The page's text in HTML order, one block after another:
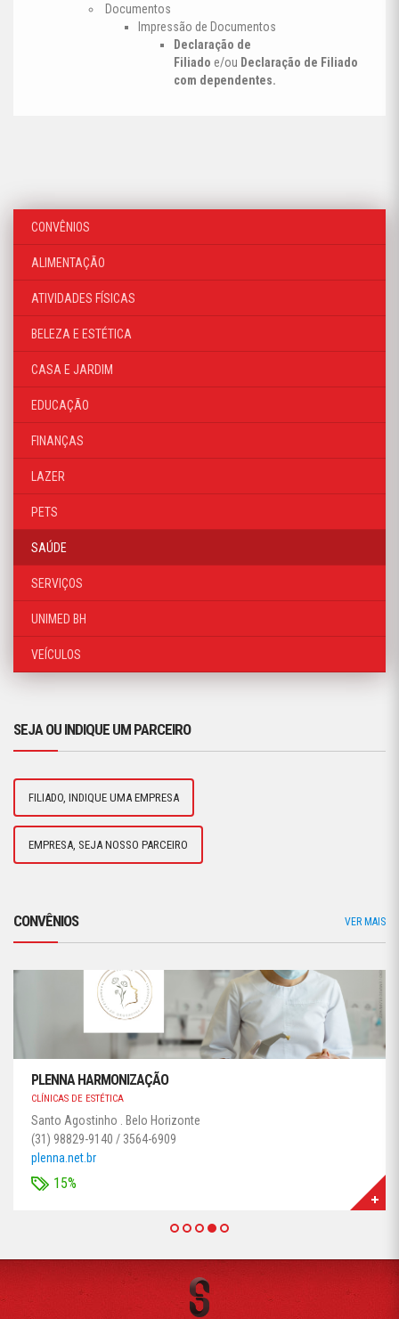
Documentos
Impressão de Documentos
Declaração de
Filiado e/ou Declaração de Filiado
com dependentes.
CONVÊNIOS
ALIMENTAÇÃO
ATIVIDADES FÍSICAS
BELEZA E ESTÉTICA
CASA E JARDIM
EDUCAÇÃO
FINANÇAS
LAZER
PETS
SAÚDE
SERVIÇOS
UNIMED BH
VEÍCULOS
SEJA OU INDIQUE UM PARCEIRO
FILIADO, INDIQUE UMA EMPRESA
EMPRESA, SEJA NOSSO PARCEIRO
CONVÊNIOS VER MAIS
PLENNA HARMONIZAÇÃO
CLÍNICAS DE ESTÉTICA
Santo Agostinho . Belo Horizonte
(31) 98829-9140 / 3564-6909
plenna.net.br
15%